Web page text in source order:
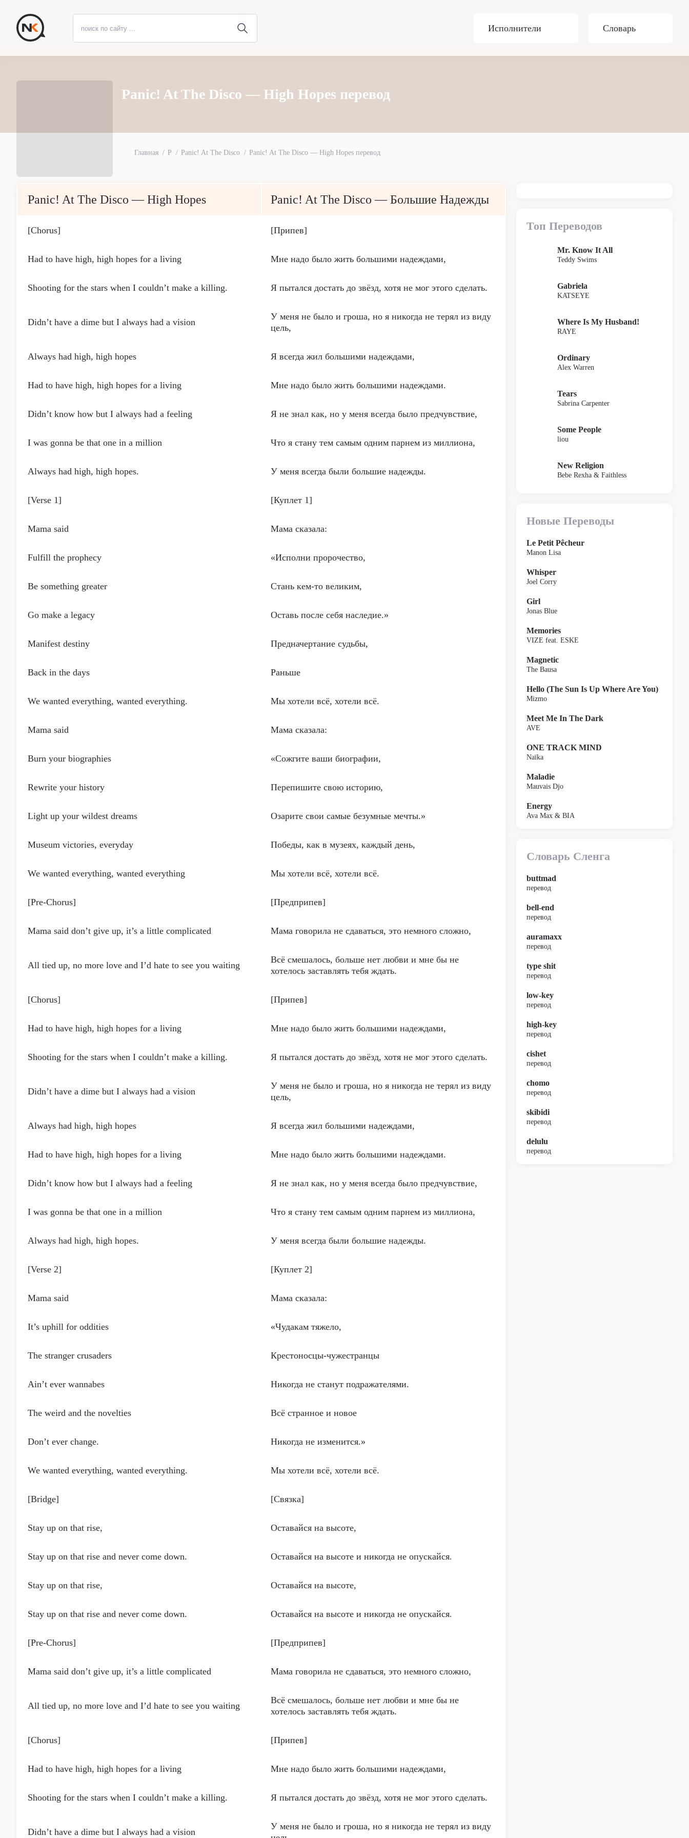
Исполнители Словарь
Panic! At The Disco — High Hopes перевод
Главная P Panic! At The Disco Panic! At The Disco — High Hopes перевод
Panic! At The Disco — High Hopes Panic! At The Disco — Большие Надежды
[Chorus] [Припев]
Had to have high, high hopes for a living Мне надо было жить большими надеждами,
Shooting for the stars when I couldn’t make a killing. Я пытался достать до звёзд, хотя не мог этого сделать.
Didn’t have a dime but I always had a vision
У меня не было и гроша, но я никогда не терял из виду
цель,
Always had high, high hopes Я всегда жил большими надеждами,
Had to have high, high hopes for a living Мне надо было жить большими надеждами.
Didn’t know how but I always had a feeling Я не знал как, но у меня всегда было предчувствие,
I was gonna be that one in a million Что я стану тем самым одним парнем из миллиона,
Always had high, high hopes. У меня всегда были большие надежды.
[Verse 1] [Куплет 1]
Mama said Мама сказала:
Fulfill the prophecy «Исполни пророчество,
Be something greater Стань кем-то великим,
Go make a legacy Оставь после себя наследие.»
Manifest destiny Предначертание судьбы,
Back in the days Раньше
We wanted everything, wanted everything. Мы хотели всё, хотели всё.
Mama said Мама сказала:
Burn your biographies «Сожгите ваши биографии,
Rewrite your history Перепишите свою историю,
Light up your wildest dreams Озарите свои самые безумные мечты.»
Museum victories, everyday Победы, как в музеях, каждый день,
We wanted everything, wanted everything Мы хотели всё, хотели всё.
[Pre-Chorus] [Предприпев]
Mama said don’t give up, it’s a little complicated Мама говорила не сдаваться, это немного сложно,
All tied up, no more love and I’d hate to see you waiting
Всё смешалось, больше нет любви и мне бы не
хотелось заставлять тебя ждать.
[Chorus] [Припев]
Had to have high, high hopes for a living Мне надо было жить большими надеждами,
Shooting for the stars when I couldn’t make a killing. Я пытался достать до звёзд, хотя не мог этого сделать.
Didn’t have a dime but I always had a vision
У меня не было и гроша, но я никогда не терял из виду
цель,
Always had high, high hopes Я всегда жил большими надеждами,
Had to have high, high hopes for a living Мне надо было жить большими надеждами.
Didn’t know how but I always had a feeling Я не знал как, но у меня всегда было предчувствие,
I was gonna be that one in a million Что я стану тем самым одним парнем из миллиона,
Always had high, high hopes. У меня всегда были большие надежды.
[Verse 2] [Куплет 2]
Mama said Мама сказала:
It’s uphill for oddities «Чудакам тяжело,
The stranger crusaders Крестоносцы-чужестранцы
Ain’t ever wannabes Никогда не станут подражателями.
The weird and the novelties Всё странное и новое
Don’t ever change. Никогда не изменится.»
We wanted everything, wanted everything. Мы хотели всё, хотели всё.
[Bridge] [Связка]
Stay up on that rise, Оставайся на высоте,
Stay up on that rise and never come down. Оставайся на высоте и никогда не опускайся.
Stay up on that rise, Оставайся на высоте,
Stay up on that rise and never come down. Оставайся на высоте и никогда не опускайся.
[Pre-Chorus] [Предприпев]
Mama said don’t give up, it’s a little complicated Мама говорила не сдаваться, это немного сложно,
All tied up, no more love and I’d hate to see you waiting
Всё смешалось, больше нет любви и мне бы не
хотелось заставлять тебя ждать.
[Chorus] [Припев]
Had to have high, high hopes for a living Мне надо было жить большими надеждами,
Shooting for the stars when I couldn’t make a killing. Я пытался достать до звёзд, хотя не мог этого сделать.
Didn’t have a dime but I always had a vision
У меня не было и гроша, но я никогда не терял из виду
Топ Переводов
Mr. Know It All
Teddy Swims
Gabriela
KATSEYE
Where Is My Husband!
RAYE
Ordinary
Alex Warren
Tears
Sabrina Carpenter
Some People
liou
New Religion
Bebe Rexha & Faithless
Новые Переводы
Le Petit Pêcheur
Manon Lisa
Whisper
Joel Corry
Girl
Jonas Blue
Memories
VIZE feat. ESKE
Magnetic
The Bausa
Hello (The Sun Is Up Where Are You)
Mizmo
Meet Me In The Dark
AVE
ONE TRACK MIND
Naïka
Maladie
Mauvais Djo
Energy
Ava Max & BIA
Словарь Сленга
buttmad
перевод
bell-end
перевод
auramaxx
перевод
type shit
перевод
low-key
перевод
high-key
перевод
cishet
перевод
chomo
перевод
skibidi
перевод
delulu
перевод